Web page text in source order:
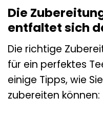
Die
entfaltet sich
Die richtige
für ein perfektes
einige Tipps, wie
zubereiten können: